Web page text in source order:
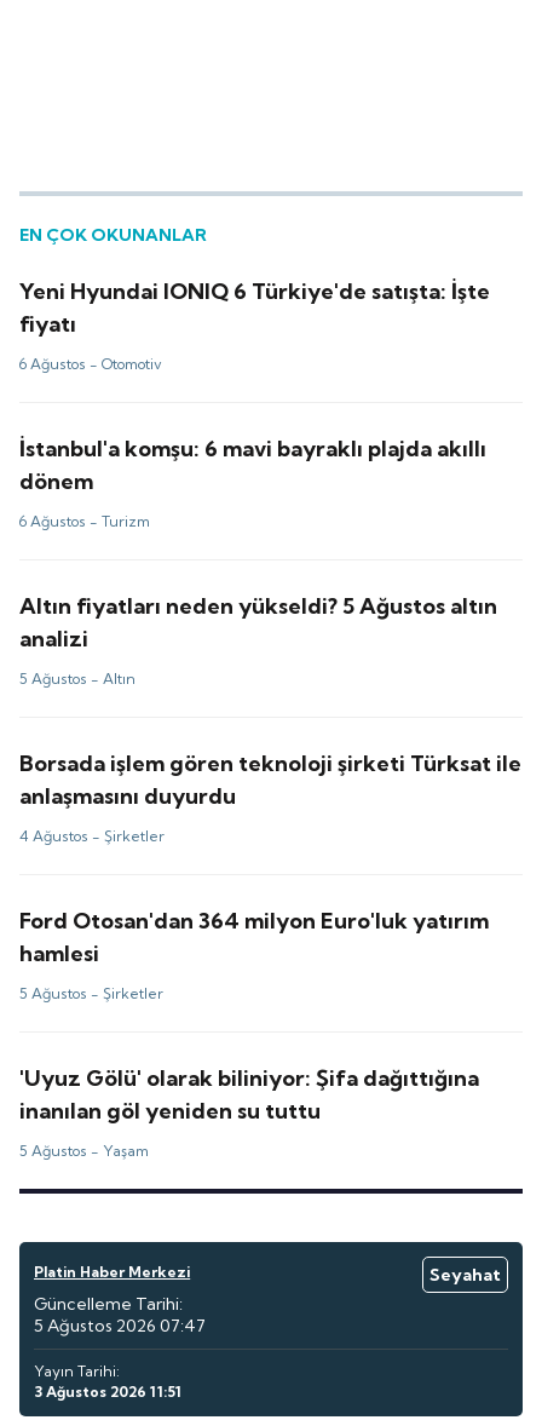
EN ÇOK OKUNANLAR
Yeni Hyundai IONIQ 6 Türkiye'de satışta: İşte
fiyatı
6 Ağustos -Otomotiv
İstanbul'a komşu: 6 mavi bayraklı plajda akıllı
dönem
6 Ağustos -Turizm
Altın fiyatları neden yükseldi? 5 Ağustos altın
analizi
5 Ağustos -Altın
Borsada işlem gören teknoloji şirketi Türksat ile
anlaşmasını duyurdu
4 Ağustos -Şirketler
Ford Otosan'dan 364 milyon Euro'luk yatırım
hamlesi
5 Ağustos -Şirketler
'Uyuz Gölü' olarak biliniyor: Şifa dağıttığına
inanılan göl yeniden su tuttu
5 Ağustos - Yaşam
Platin Haber Merkezi
Seyahat
Güncelleme Tarihi:
5 Ağustos 2026 07:47
Yayın Tarihi:
3 Ağustos 2026 11:51